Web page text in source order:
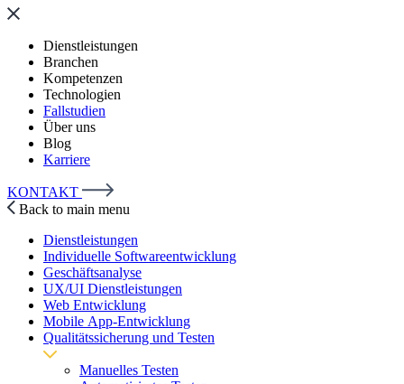
Dienstleistungen
Branchen
Kompetenzen
Technologien
Fallstudien
Über uns
Blog
Karriere
KONTAKT
Back to main menu
Dienstleistungen
Individuelle Softwareentwicklung
Geschäftsanalyse
UX/UI Dienstleistungen
Web Entwicklung
Mobile App-Entwicklung
Qualitätssicherung und Testen
Manuelles Testen